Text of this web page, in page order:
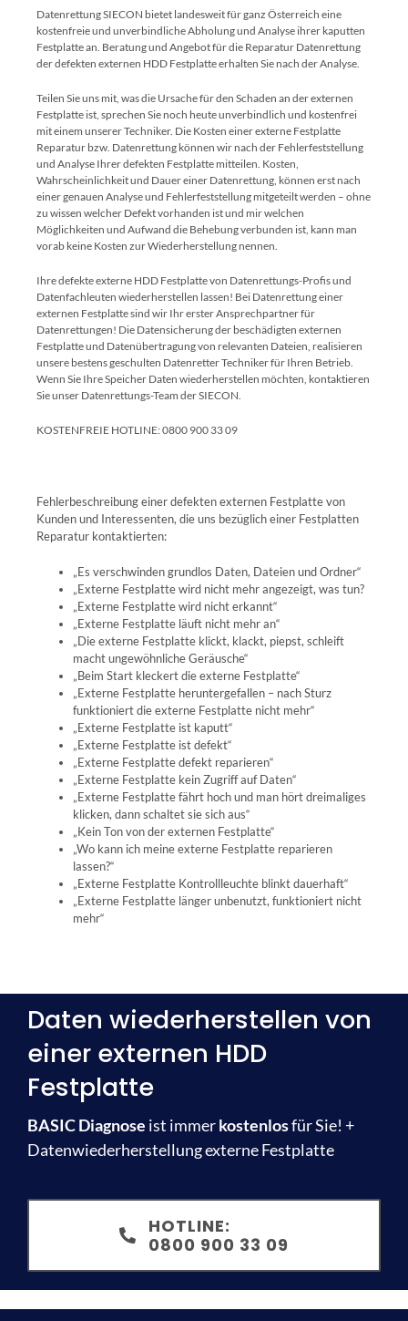
Datenrettung SIECON bietet landesweit für ganz Österreich eine
kostenfreie und unverbindliche Abholung und Analyse ihrer kaputten
Festplatte an. Beratung und Angebot für die Reparatur Datenrettung
der defekten externen HDD Festplatte erhalten Sie nach der Analyse.
Teilen Sie uns mit, was die Ursache für den Schaden an der externen
Festplatte ist, sprechen Sie noch heute unverbindlich und kostenfrei
mit einem unserer Techniker. Die Kosten einer externe Festplatte
Reparatur bzw. Datenrettung können wir nach der Fehlerfeststellung
und Analyse Ihrer defekten Festplatte mitteilen. Kosten,
Wahrscheinlichkeit und Dauer einer Datenrettung, können erst nach
einer genauen Analyse und Fehlerfeststellung mitgeteilt werden – ohne
zu wissen welcher Defekt vorhanden ist und mir welchen
Möglichkeiten und Aufwand die Behebung verbunden ist, kann man
vorab keine Kosten zur Wiederherstellung nennen.
Ihre defekte externe HDD Festplatte von Datenrettungs-Profis und
Datenfachleuten wiederherstellen lassen! Bei Datenrettung einer
externen Festplattesind wir Ihr erster Ansprechpartner für
Datenrettungen! Die Datensicherung der beschädigten externen
Festplatte und Datenübertragung von relevanten Dateien, realisieren
unsere bestens geschulten Datenretter Techniker für Ihren Betrieb.
Wenn Sie Ihre Speicher Daten wiederherstellen möchten, kontaktieren
Sie unser Datenrettungs-Team der SIECON.
KOSTENFREIE HOTLINE: 0800 900 33 09
Fehlerbeschreibung einer defekten externen Festplatte von
Kunden und Interessenten, die uns bezüglich einer Festplatten
Reparatur kontaktierten:
„Es verschwinden grundlos Daten, Dateien und Ordner“
„Externe Festplatte wird nicht mehr angezeigt, was tun?
„Externe Festplatte wird nicht erkannt“
„Externe Festplatte läuft nicht mehr an“
„Die externe Festplatte klickt, klackt, piepst, schleift
macht ungewöhnliche Geräusche“
„Beim Start kleckert die externe Festplatte“
„Externe Festplatte heruntergefallen – nach Sturz
funktioniert die externe Festplatte nicht mehr“
„Externe Festplatte ist kaputt“
„Externe Festplatte ist defekt“
„Externe Festplatte defekt reparieren“
„Externe Festplatte kein Zugriff auf Daten“
„Externe Festplatte fährt hoch und man hört dreimaliges
klicken, dann schaltet sie sich aus“
„Kein Ton von der externen Festplatte“
„Wo kann ich meine externe Festplatte reparieren
lassen?“
„Externe Festplatte Kontrollleuchte blinkt dauerhaft“
„Externe Festplatte länger unbenutzt, funktioniert nicht
mehr“
Daten wiederherstellen von
einer externen HDD
Festplatte
BASIC Diagnose ist immerkostenlosfür Sie! +
Datenwiederherstellung externe Festplatte
HOTLINE:
0800 900 33 09